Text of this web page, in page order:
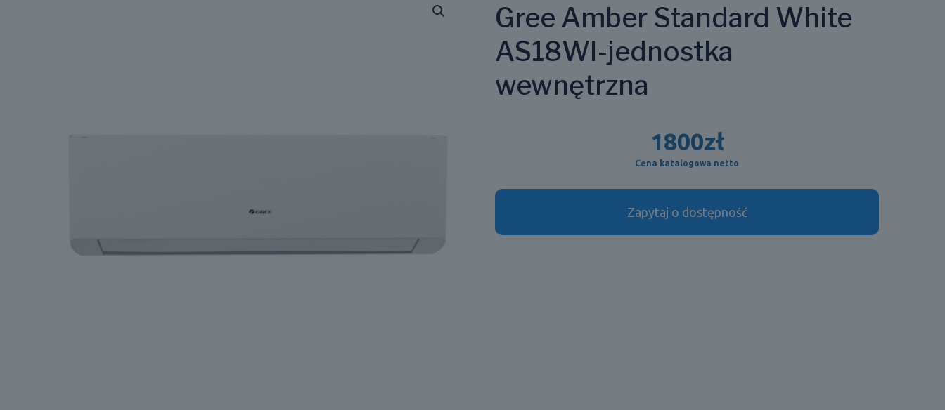
Gree Amber Standard White
AS18WI-jednostka
wewnętrzna
1800zł
Cena katalogowa netto
Zapytaj o dostępność